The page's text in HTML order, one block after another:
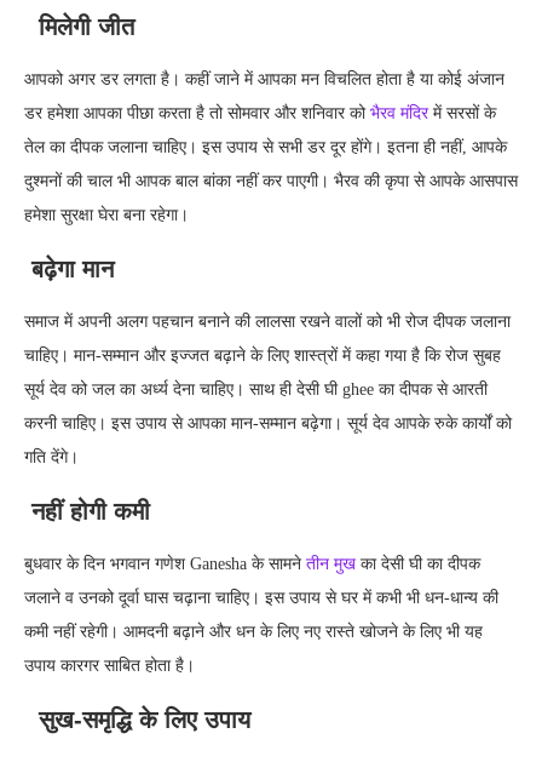
मिलेगी जीत
आपको अगर डर लगता है। कहीं जाने में आपका मन विचलित होता है या कोई अंजान
डर हमेशा आपका पीछा करता है तो सोमवार और शनिवार कोभैरव मंदिरमें सरसों के
तेल का दीपक जलाना चाहिए। इस उपाय से सभी डर दूर होंगे। इतना ही नहीं, आपके
दुश्मनों की चाल भी आपक बाल बांका नहीं कर पाएगी। भैरव की कृपा से आपके आसपास
हमेशा सुरक्षा घेरा बना रहेगा।
बढ़ेगा मान
समाज में अपनी अलग पहचान बनाने की लालसा रखने वालों को भी रोज दीपक जलाना
चाहिए। मान-सम्मान और इज्जत बढ़ाने के लिए शास्त्रों में कहा गया है कि रोज सुबह
सूर्य देव को जल का अर्ध्य देना चाहिए। साथ ही देसी घी ghee का दीपक से आरती
करनी चाहिए। इस उपाय से आपका मान-सम्मान बढ़ेगा। सूर्य देव आपके रुके कार्यों को
गति देंगे।
नहीं होगी कमी
बुधवार के दिन भगवान गणेश Ganesha के सामने तीन मुख का देसी घी का दीपक
जलाने व उनको दूर्वा घास चढ़ाना चाहिए। इस उपाय से घर में कभी भी धन-धान्य की
कमी नहीं रहेगी। आमदनी बढ़ाने और धन के लिए नए रास्ते खोजने के लिए भी यह
उपाय कारगर साबित होता है।
सुख-समृद्धि के लिए उपाय